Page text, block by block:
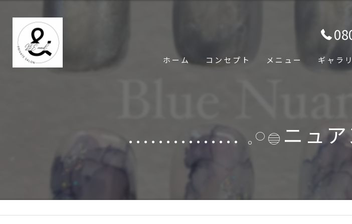
ホーム コンセプト メニュー ギャラ
............... 𓈒𓏸𓐍ニュア